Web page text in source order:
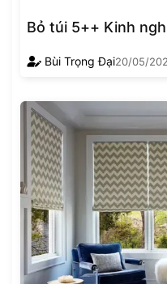
Bỏ túi 5++ Kinh
Bùi Trọng Đại20/05/